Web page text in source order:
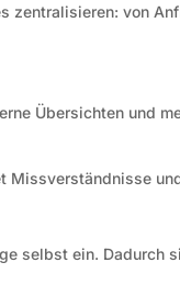
zentralisieren: von
Übersichten und
Missverständnisse
selbst ein. Dadurch